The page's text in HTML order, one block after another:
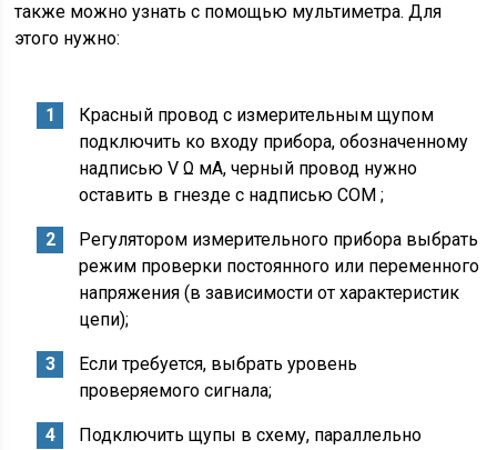
также можно узнать с помощью мультиметра. Для
этого нужно:
Красный провод с измерительным щупом
подключить ко входу прибора, обозначенному
надписью V Ω мА, черный провод нужно
оставить в гнезде с надписью COM ;
Регулятором измерительного прибора выбрать
режим проверки постоянного или переменного
напряжения (в зависимости от характеристик
цепи);
Если требуется, выбрать уровень
проверяемого сигнала;
Подключить щупы в схему, параллельно